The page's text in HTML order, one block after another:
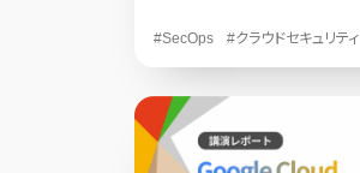
#SecOps #クラウドセキュリティ